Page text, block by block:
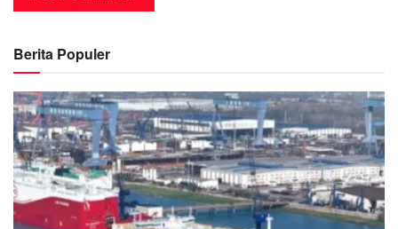
Berita Populer